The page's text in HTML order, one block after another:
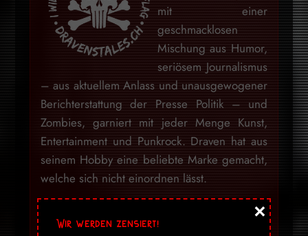
mit einer
geschmacklosen
Mischung aus Humor,
seriösem Journalismus
– aus aktuellem Anlass und unausgewogener
Berichterstattung der Presse Politik – und
Zombies, garniert mit jeder Menge Kunst,
Entertainment und Punkrock. Draven hat aus
seinem Hobby eine beliebte Marke gemacht,
welche sich nicht einordnen lässt.
Mein Blog war niemals darauf ausgelegt
Wir werden zensiert! ×